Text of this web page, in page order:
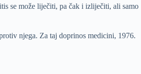
se može liječiti, pa čak i izliječiti, ali samo
njega. Za taj doprinos medicini, 1976.